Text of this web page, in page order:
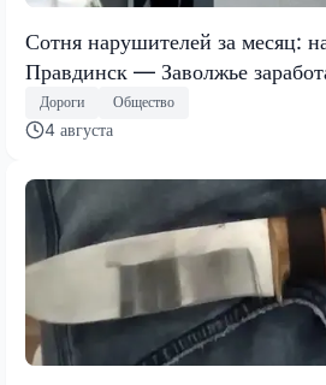
Сотня нарушителей за месяц:
Правдинск — Заволжье
Дороги Общество
4 августа